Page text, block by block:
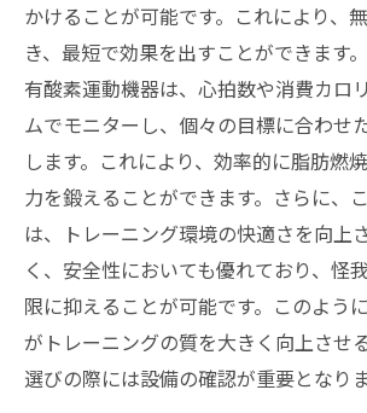
かけることが可能です。これにより、
き、最短で効果を出すことができます
有酸素運動機器は、心拍数や消費カロ
ムでモニターし、個々の目標に合わせ
します。これにより、効率的に脂肪燃
力を鍛えることができます。さらに、
は、トレーニング環境の快適さを向上
く、安全性においても優れており、怪
限に抑えることが可能です。このよう
がトレーニングの質を大きく向上させ
選びの際には設備の確認が重要となりま